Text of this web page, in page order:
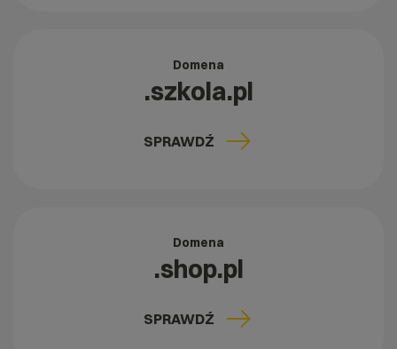
Domena
.szkola.pl
SPRAWDŹ
Domena
.shop.pl
SPRAWDŹ